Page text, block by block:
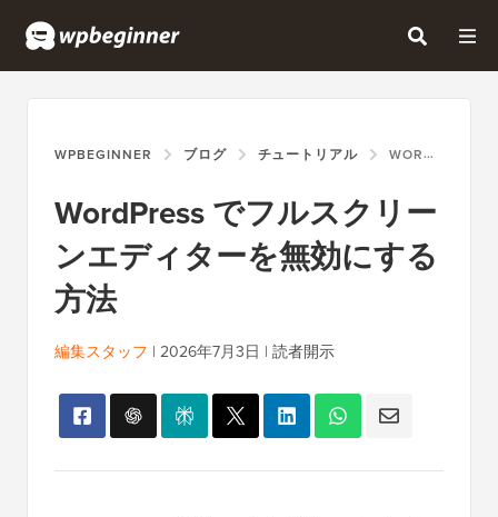
WPBEGINNER ブログ チュートリアル WORDPRESS でフルスクリーンエディターを無効にする方法
WordPress でフルスクリー
ンエディターを無効にする
方法
編集スタッフ | 2026年7月3日 | 読者開示